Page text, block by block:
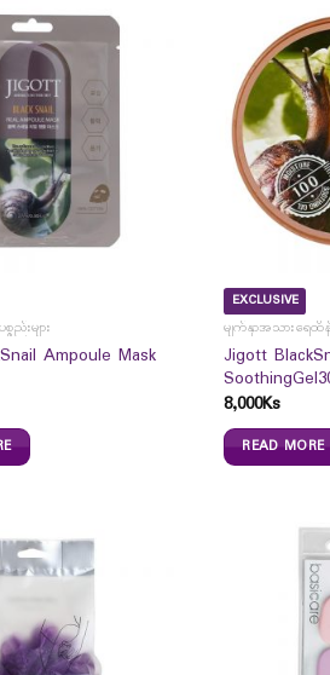
ည်းများ
Ampoule Mask
EXCLUSIVE
မျက်နှာအသားရေထိန်
Jigott
8,000Ks
READ MORE